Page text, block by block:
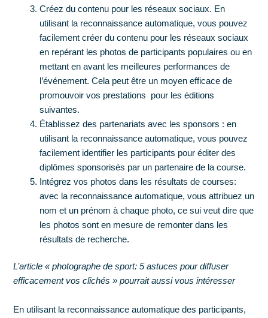
Créez du contenu pour les réseaux sociaux. En
utilisant la reconnaissance automatique, vous pouvez
facilement créer du contenu pour les réseaux sociaux
en repérant les photos de participants populaires ou en
mettant en avant les meilleures performances de
l’événement. Cela peut être un moyen efficace de
promouvoir vos prestations pour les éditions
suivantes.
Établissez des partenariats avec les sponsors : en
utilisant la reconnaissance automatique, vous pouvez
facilement identifier les participants pour éditer des
diplômes sponsorisés par un partenaire de la course.
Intégrez vos photos dans les résultats de courses:
avec la reconnaissance automatique, vous attribuez un
nom et un prénom à chaque photo, ce sui veut dire que
les photos sont en mesure de remonter dans les
résultats de recherche.
L’article «photographe de sport: 5 astuces pour diffuser
efficacement vos clichés » pourrait aussi vous intéresser
En utilisant la reconnaissance automatique des participants,